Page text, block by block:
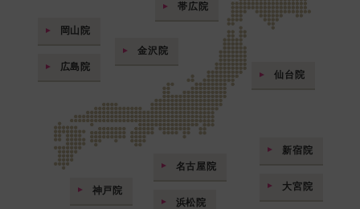
新宿院
大宮院
帯広院
仙台院
名古屋院
浜松院
金沢院
神戸院
岡山院
広島院